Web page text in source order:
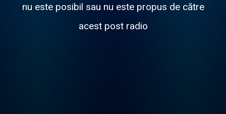
nu este posibil sau nu este propus de către
acest post radio